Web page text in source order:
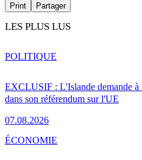
Print Partager
LES PLUS LUS
EXCLUSIF : L'Islande demande à
dans son référendum sur l'UE
07.08.2026
POLITIQUE
ÉCONOMIE